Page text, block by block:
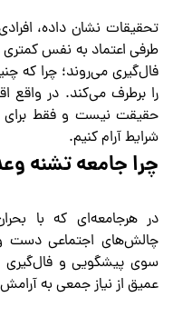
تحقیقات نشان داده،
طرفی اعتماد به نفس کمتری
فال‌گیری می‌روند؛ چرا که
را برطرف می‌کند. در واقع
حقیقت نیست و فقط برای
شرایط آرام کنیم.
چرا جامعه تشنه
در هرجامعه‌ای که با
چالش‌های اجتماعی دست
سوی پیشگویی و فال‌گیری
عمیق از نیاز جمعی به